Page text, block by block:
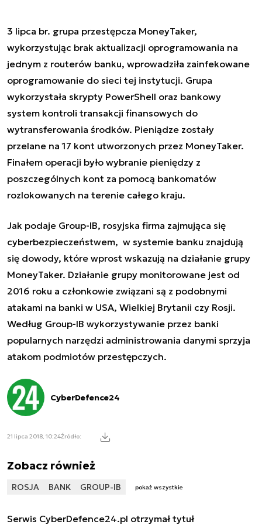
3 lipca br. grupa przestępcza MoneyTaker,
wykorzystując brak aktualizacji oprogramowania na
jednym z routerów banku, wprowadziła zainfekowane
oprogramowanie do sieci tej instytucji. Grupa
wykorzystała skrypty PowerShell oraz bankowy
system kontroli transakcji finansowych do
wytransferowania środków. Pieniądze zostały
przelane na 17 kont utworzonych przez MoneyTaker.
Finałem operacji było wybranie pieniędzy z
poszczególnych kont za pomocą bankomatów
rozlokowanych na terenie całego kraju.
Jak podaje Group-IB, rosyjska firma zajmująca się
cyberbezpieczeństwem, w systemie banku znajdują
się dowody, które wprost wskazują na działanie grupy
MoneyTaker. Działanie grupy monitorowane jest od
2016 roku a członkowie związani są z podobnymi
atakami na banki w USA, Wielkiej Brytanii czy Rosji.
Według Group-IB wykorzystywanie przez banki
popularnych narzędzi administrowania danymi sprzyja
atakom podmiotów przestępczych.
CyberDefence24
21 lipca 2018, 10:24Źródło:
Zobacz również
ROSJA BANK GROUP-IB pokaż wszystkie
Serwis CyberDefence24.pl otrzymał tytuł